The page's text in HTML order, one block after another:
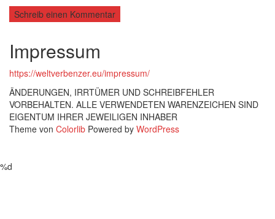
Impressum
https://weltverbenzer.eu/impressum/
ÄNDERUNGEN, IRRTÜMER UND SCHREIBFEHLER
VORBEHALTEN. ALLE VERWENDETEN WARENZEICHEN SIND
EIGENTUM IHRER JEWEILIGEN INHABER
Theme von Colorlib Powered by WordPress
%d